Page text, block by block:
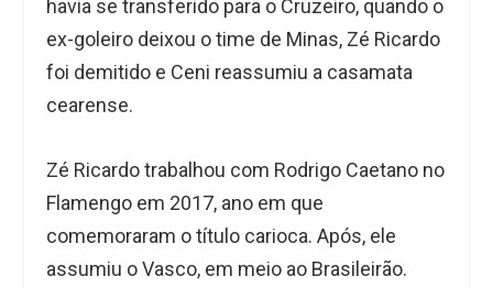
havia se transferido para o Cruzeiro, quando o
ex-goleiro deixou o time de Minas, Zé Ricardo
foi demitido e Ceni reassumiu a casamata
cearense.
Zé Ricardo trabalhou com Rodrigo Caetano no
Flamengo em 2017, ano em que
comemoraram o título carioca. Após, ele
assumiu o Vasco, em meio ao Brasileirão.